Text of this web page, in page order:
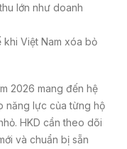
lớn như doanh
khi Việt Nam xóa bỏ
2026 mang đến hệ
năng lực của từng hộ
HKD cần theo dõi
và chuẩn bị sẵn